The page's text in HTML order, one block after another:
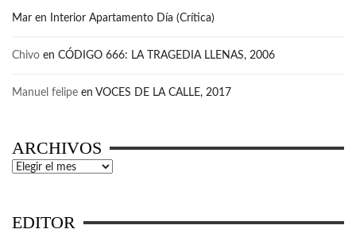
Mar en Interior Apartamento Día (Crítica)
Chivo en CÓDIGO 666: LA TRAGEDIA LLENAS, 2006
Manuel felipe en VOCES DE LA CALLE, 2017
ARCHIVOS
Archivos
EDITOR